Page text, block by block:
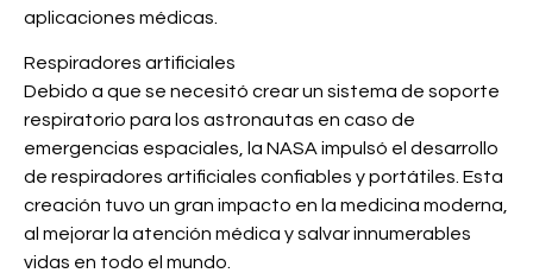
aplicaciones médicas.
Respiradores artificiales
Debido a que se necesitó crear un sistema de soporte
respiratorio para los astronautas en caso de
emergencias espaciales, la NASA impulsó el desarrollo
de respiradores artificiales confiables y portátiles. Esta
creación tuvo un gran impacto en la medicina moderna,
al mejorar la atención médica y salvar innumerables
vidas en todo el mundo.